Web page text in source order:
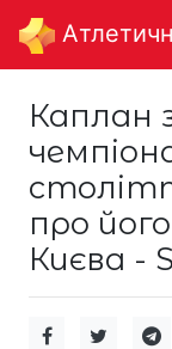
Каплан
про
Києва -